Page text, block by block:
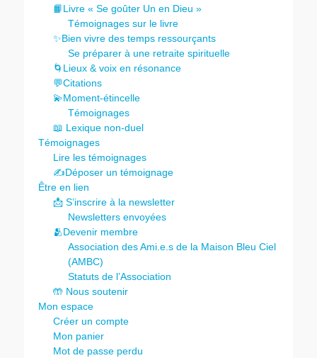
📙Livre « Se goûter Un en Dieu »
Témoignages sur le livre
✨Bien vivre des temps ressourçants
Se préparer à une retraite spirituelle
🌀Lieux & voix en résonance
💬Citations
💫Moment-étincelle
Témoignages
📖 Lexique non-duel
Témoignages
Lire les témoignages
✍️Déposer un témoignage
Être en lien
📩 S’inscrire à la newsletter
Newsletters envoyées
🫂Devenir membre
Association des Ami.e.s de la Maison Bleu Ciel
(AMBC)
Statuts de l’Association
🤲 Nous soutenir
Mon espace
Créer un compte
Mon panier
Mot de passe perdu